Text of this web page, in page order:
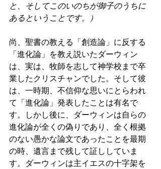
と、そしてこのいのちが御子のうちに
あるということです。）
尚、聖書の教える「創造論」に反する
「進化論」を教え説いたダーウィン
は、実は、牧師を志して神学校まで卒
業したクリスチャンでした。そして彼
は、一時期、不信仰な思いにとらわれ
て「進化論」発表したことは有名で
す。しかし後に、ダーウィンは自らの
進化論が全くの偽りであり、全く根拠
のない愚かな論文であったことを最期
の時、遺言まで残して証ししていま
す。ダーウィンは主イエスの十字架を